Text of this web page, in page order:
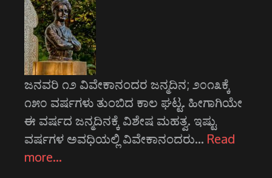
ಜನವರಿ ೧೨ ವಿವೇಕಾನಂದರ ಜನ್ಮದಿನ; ೨೦೧೩ಕ್ಕೆ
೧೫೦ ವರ್ಷಗಳು ತುಂಬಿದ ಕಾಲ ಘಟ್ಟ. ಹೀಗಾಗಿಯೇ
ಈ ವರ್ಷದ ಜನ್ಮದಿನಕ್ಕೆ ವಿಶೇಷ ಮಹತ್ವ. ಇಷ್ಟು
ವರ್ಷಗಳ ಅವಧಿಯಲ್ಲಿ ವಿವೇಕಾನಂದರು… Read
more…